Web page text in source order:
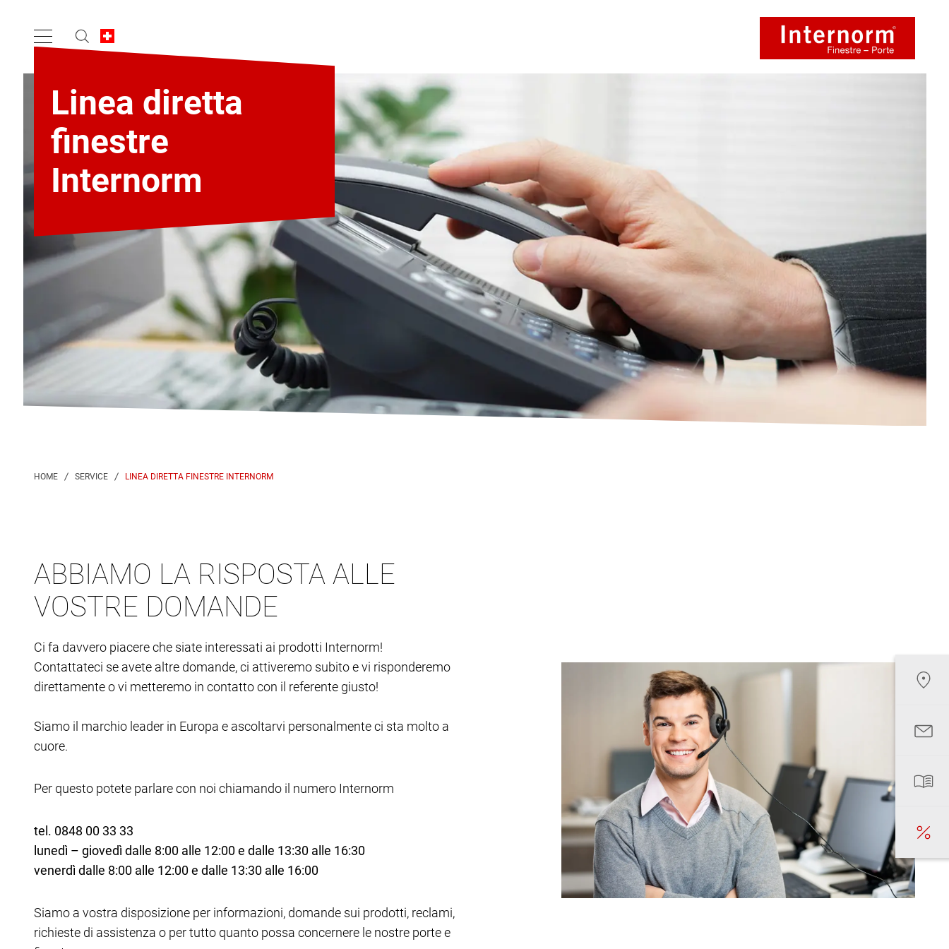
Linea diretta
finestre
Internorm
LINEA DIRETTA FINESTRE INTERNORM
ABBIAMO LA RISPOSTA ALLE
VOSTRE DOMANDE
Ci fa davvero piacere che siate interessati ai prodotti Internorm!
Contattateci se avete altre domande, ci attiveremo subito e vi risponderemo
direttamente o vi metteremo in contatto con il referente giusto!
Siamo il marchio leader in Europa e ascoltarvi personalmente ci sta molto a
cuore.
Per questo potete parlare con noi chiamando il numero Internorm
tel. 0848 00 33 33
lunedì – giovedì dalle 8:00 alle 12:00 e dalle 13:30 alle 16:30
venerdì dalle 8:00 alle 12:00 e dalle 13:30 alle 16:00
Siamo a vostra disposizione per informazioni, domande sui prodotti, reclami,
richieste di assistenza o per tutto quanto possa concernere le nostre porte e